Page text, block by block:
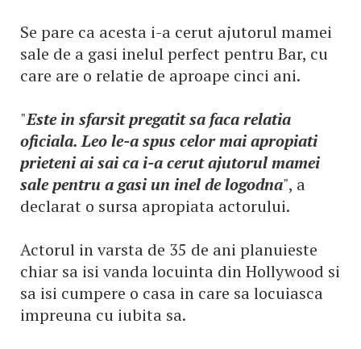
Se pare ca acesta i-a cerut ajutorul mamei
sale de a gasi inelul perfect pentru Bar, cu
care are o relatie de aproape cinci ani.
"Este in sfarsit pregatit sa faca relatia
oficiala. Leo le-a spus celor mai apropiati
prieteni ai sai ca i-a cerut ajutorul mamei
sale pentru a gasi un inel de logodna", a
declarat o sursa apropiata actorului.
Actorul in varsta de 35 de ani planuieste
chiar sa isi vanda locuinta din Hollywood si
sa isi cumpere o casa in care sa locuiasca
impreuna cu iubita sa.